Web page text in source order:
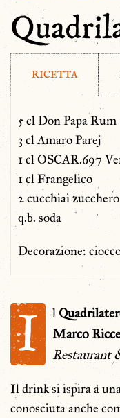
RICETTA
5 cl Don Papa Rum
3 cl Amaro Parej
1 cl OSCAR.697
1 cl Frangelico
2 cucchiai
q.b. soda
Decorazione:
I l
Marco
Restaurant
Il drink si ispira a
conosciuta anche